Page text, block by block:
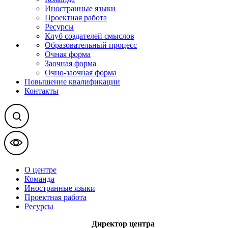
Иностранные языки
Проектная работа
Ресурсы
Клуб создателей смыслов
Образовательный процесс
Очная форма
Заочная форма
Очно-заочная форма
Повышение квалификации
Контакты
О центре
Команда
Иностранные языки
Проектная работа
Ресурсы
Директор центра